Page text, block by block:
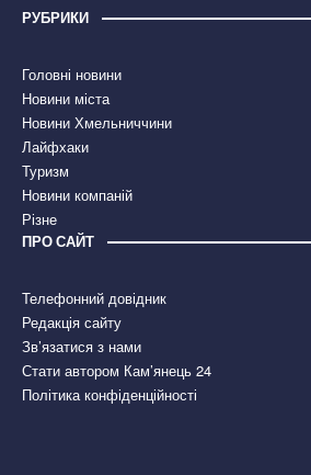
РУБРИКИ
Головні новини
Новини міста
Новини Хмельниччини
Лайфхаки
Туризм
Новини компаній
Різне
ПРО САЙТ
Телефонний довідник
Редакція сайту
Зв’язатися з нами
Стати автором Кам’янець 24
Політика конфіденційності